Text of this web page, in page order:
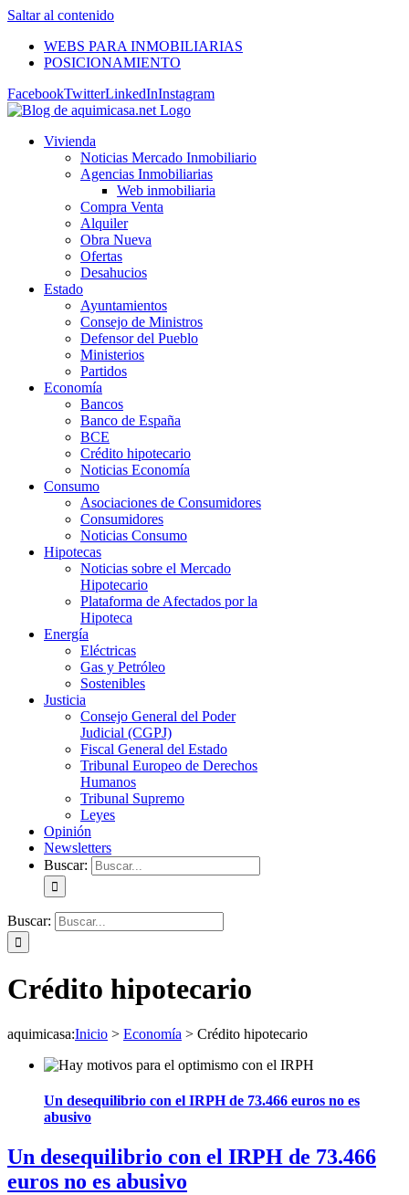
Saltar al contenido
WEBS PARA INMOBILIARIAS
POSICIONAMIENTO
FacebookTwitterLinkedInInstagram
Vivienda
Noticias Mercado Inmobiliario
Agencias Inmobiliarias
Web inmobiliaria
Compra Venta
Alquiler
Obra Nueva
Ofertas
Desahucios
Estado
Ayuntamientos
Consejo de Ministros
Defensor del Pueblo
Ministerios
Partidos
Economía
Bancos
Banco de España
BCE
Crédito hipotecario
Noticias Economía
Consumo
Asociaciones de Consumidores
Consumidores
Noticias Consumo
Hipotecas
Noticias sobre el Mercado
Hipotecario
Plataforma de Afectados por la
Hipoteca
Energía
Eléctricas
Gas y Petróleo
Sostenibles
Justicia
Consejo General del Poder
Judicial (CGPJ)
Fiscal General del Estado
Tribunal Europeo de Derechos
Humanos
Tribunal Supremo
Leyes
Opinión
Newsletters
Buscar:
Buscar:
Crédito hipotecario
aquimicasa:Inicio > Economía > Crédito hipotecario
Un desequilibrio con el IRPH de 73.466 euros no es
abusivo
Un desequilibrio con el IRPH de 73.466
euros no es abusivo